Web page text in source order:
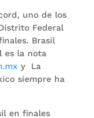
uno de los
Federal
Brasil
es la nota
y La
siempre ha
en finales